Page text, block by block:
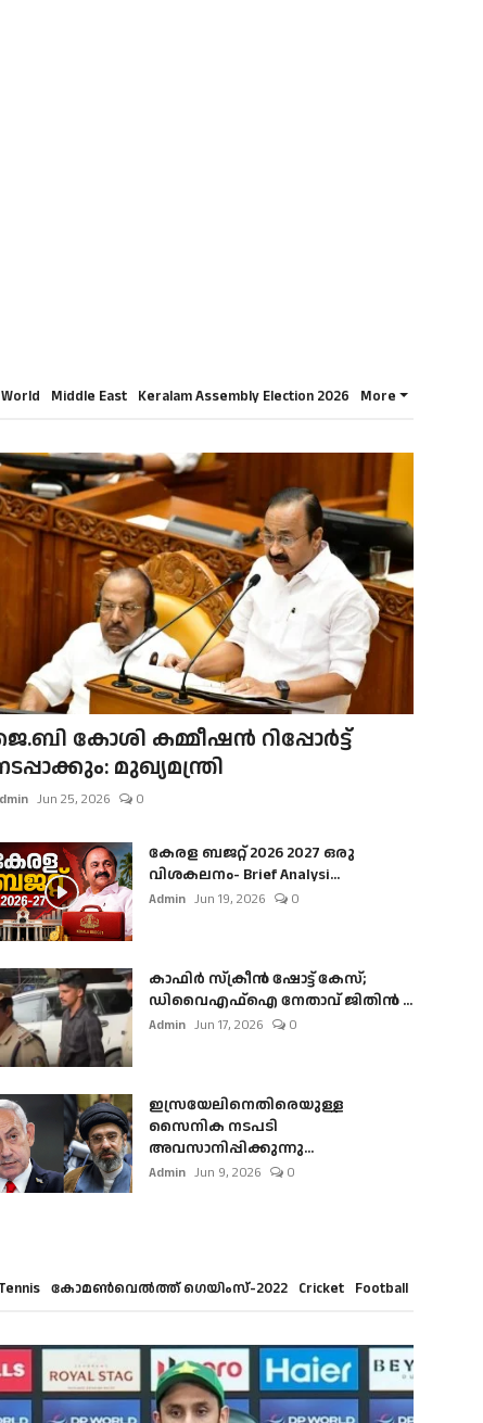
World Middle East Keralam Assembly Election 2026 More
കോശി കമ്മീഷൻ റിപ്പോർട്ട്
മുഖ്യമന്ത്രി
Jun 25, 2026 0
കേരള ബജറ്റ് 2026 2027 ഒരു
വിശകലനം- Brief Analysi...
Admin Jun 19, 2026 0
കാഫിർ സ്‌ക്രീൻ ഷോട്ട് കേസ്;
ഡിവൈഎഫ്ഐ നേതാവ് ജിതിൻ ...
Admin Jun 17, 2026 0
ഇസ്രയേലിനെതിരെയുള്ള
സൈനിക നടപടി
അവസാനിപ്പിക്കുന്നു...
Admin Jun 9, 2026 0
കോമൺവെൽത്ത് ഗെയിംസ്-2022 Cricket Football